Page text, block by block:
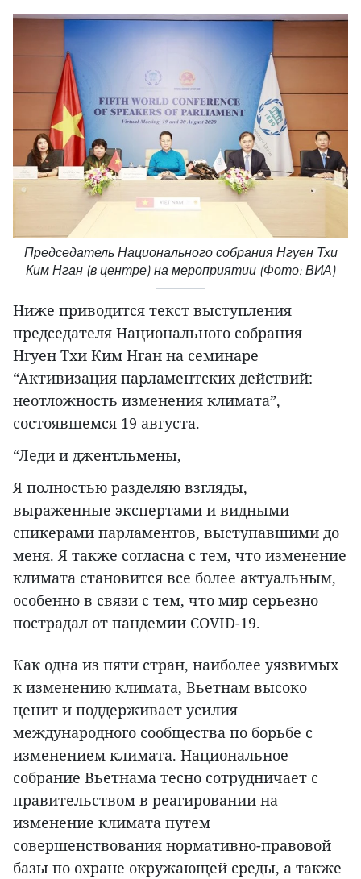
Председатель Национального собрания Нгуен Тхи
Ким Нган (в центре) на мероприятии (Фото: ВИА)
Ниже приводится текст выступления
председателя Национального собрания
Нгуен Тхи Ким Нган на семинаре
“Активизация парламентских действий:
неотложность изменения климата”,
состоявшемся 19 августа.
“Леди и джентльмены,
Я полностью разделяю взгляды,
выраженные экспертами и видными
спикерами парламентов, выступавшими до
меня. Я также согласна с тем, что изменение
климата становится все более актуальным,
особенно в связи с тем, что мир серьезно
пострадал от пандемии COVID-19.
Как одна из пяти стран, наиболее уязвимых
к изменению климата, Вьетнам высоко
ценит и поддерживает усилия
международного сообщества по борьбе с
изменением климата. Национальное
собрание Вьетнама тесно сотрудничает с
правительством в реагировании на
изменение климата путем
совершенствования нормативно-правовой
базы по охране окружающей среды, а также